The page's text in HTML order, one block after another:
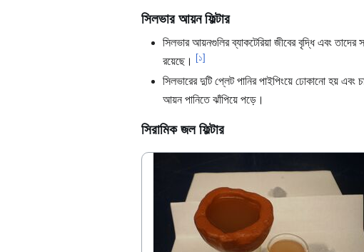
সিলভার আয়ন ফিল্টার
সিলভার আয়নগুলির ব্যাকটেরিয়া জীবের বৃদ্ধি এবং তাদের
রয়েছে। [১]
সিলভারের দুটি প্লেট পানির পাইপিংয়ে ঢোকানো হয় এবং
আয়ন পানিতে ঝাঁপিয়ে পড়ে।
সিরামিক জল ফিল্টার